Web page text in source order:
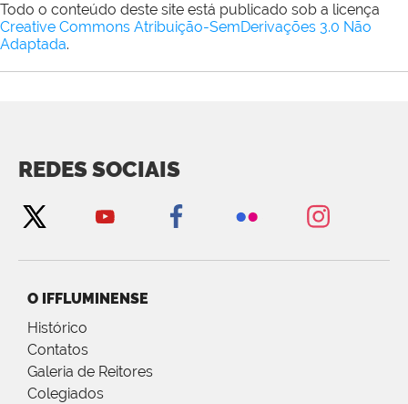
Todo o conteúdo deste site está publicado sob a licença
Creative Commons Atribuição-SemDerivações 3.0 Não
Adaptada.
REDES SOCIAIS
O IFFLUMINENSE
Histórico
Contatos
Galeria de Reitores
Colegiados